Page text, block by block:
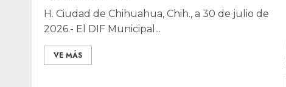
H. Ciudad de Chihuahua, Chih., a 30 de julio de
2026.- El DIF Municipal...
VE MÁS